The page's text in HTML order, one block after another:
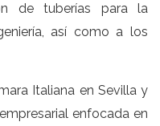
de tuberías para la
así como a los
Italiana en Sevilla y
enfocada en